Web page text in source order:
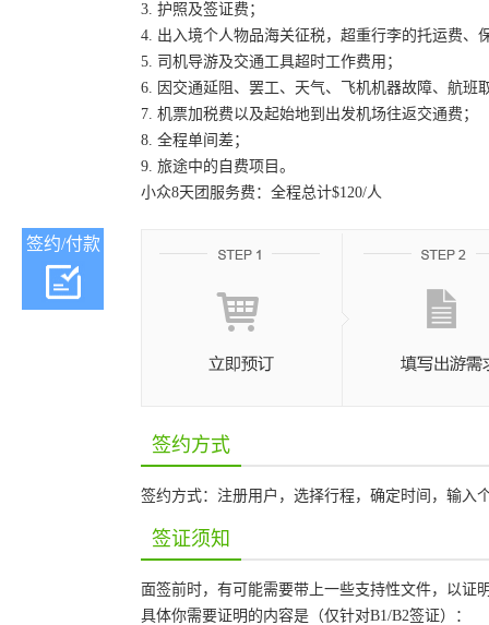
3. 护照及签证费；
4. 出入境个人物品海关征税，超重行李的托运费
5. 司机导游及交通工具超时工作费用；
6. 因交通延阻、罢工、天气、飞机机器故障、航
7. 机票加税费以及起始地到出发机场往返交通费；
8. 全程单间差；
9. 旅途中的自费项目。
小众8天团服务费：全程总计$120/人
签约/付款
签约方式
签约方式：注册用户，选择行程，确定时间，输入
签证须知
面签前时，有可能需要带上一些支持性文件，以证
具体你需要证明的内容是（仅针对B1/B2签证）：